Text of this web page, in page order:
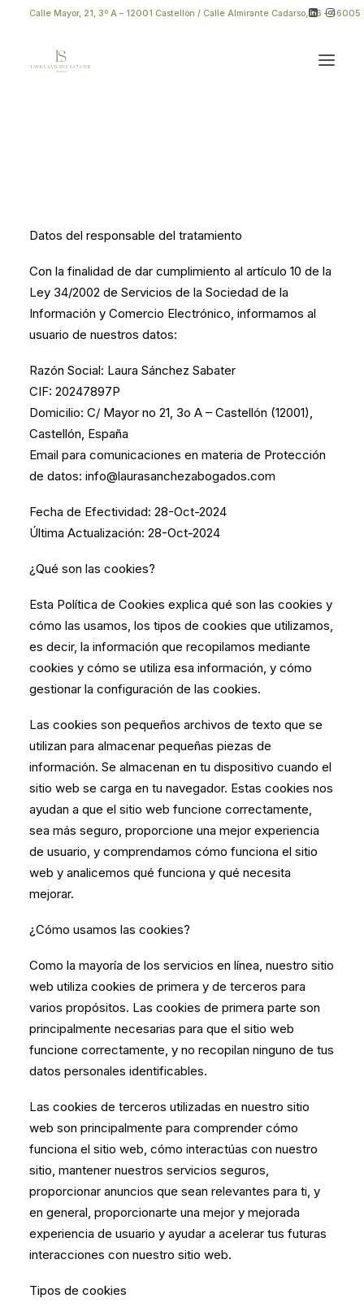
Calle Mayor, 21, 3º A – 12001 Castellón / Calle Almirante Cadarso, 26 – 46005
Datos del responsable del tratamiento
Con la finalidad de dar cumplimiento al artículo 10 de la
Ley 34/2002 de Servicios de la Sociedad de la
Información y Comercio Electrónico, informamos al
usuario de nuestros datos:
Razón Social: Laura Sánchez Sabater
CIF: 20247897P
Domicilio: C/ Mayor no 21, 3o A – Castellón (12001),
Castellón, España
Email para comunicaciones en materia de Protección
de datos: info@laurasanchezabogados.com
Fecha de Efectividad: 28-Oct-2024
Última Actualización: 28-Oct-2024
¿Qué son las cookies?
Esta Política de Cookies explica qué son las cookies y
cómo las usamos, los tipos de cookies que utilizamos,
es decir, la información que recopilamos mediante
cookies y cómo se utiliza esa información, y cómo
gestionar la configuración de las cookies.
Las cookies son pequeños archivos de texto que se
utilizan para almacenar pequeñas piezas de
información. Se almacenan en tu dispositivo cuando el
sitio web se carga en tu navegador. Estas cookies nos
ayudan a que el sitio web funcione correctamente,
sea más seguro, proporcione una mejor experiencia
de usuario, y comprendamos cómo funciona el sitio
web y analicemos qué funciona y qué necesita
mejorar.
¿Cómo usamos las cookies?
Como la mayoría de los servicios en línea, nuestro sitio
web utiliza cookies de primera y de terceros para
varios propósitos. Las cookies de primera parte son
principalmente necesarias para que el sitio web
funcione correctamente, y no recopilan ninguno de tus
datos personales identificables.
Las cookies de terceros utilizadas en nuestro sitio
web son principalmente para comprender cómo
funciona el sitio web, cómo interactúas con nuestro
sitio, mantener nuestros servicios seguros,
proporcionar anuncios que sean relevantes para ti, y
en general, proporcionarte una mejor y mejorada
experiencia de usuario y ayudar a acelerar tus futuras
interacciones con nuestro sitio web.
Tipos de cookies